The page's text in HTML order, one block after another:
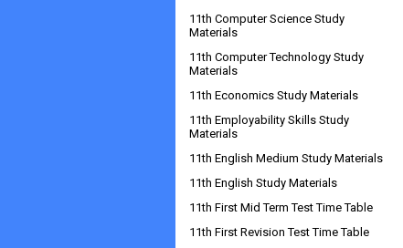
11th Computer Science Study
Materials
11th Computer Technology Study
Materials
11th Economics Study Materials
11th Employability Skills Study
Materials
11th English Medium Study Materials
11th English Study Materials
11th First Mid Term Test Time Table
11th First Revision Test Time Table